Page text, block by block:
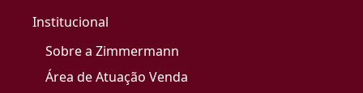
Institucional
Sobre a Zimmermann
Área de Atuação Venda